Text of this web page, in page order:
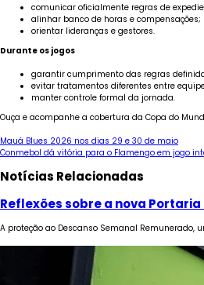
comunicar oficialmente regras de
alinhar banco de horas e compensações;
orientar lideranças e gestores.
Durante os jogos
garantir cumprimento das regras
evitar tratamentos diferentes entre
manter controle formal da jornada.
Ouça e acompanhe a cobertura da Copa do
Navegação
de
Post
Mauá Blues 2026 nos dias 29 e 30 de maio
Conmebol dá vitória para o Flamengo em jogo
Notícias Relacionadas
Reflexões sobre a nova Portaria
A proteção ao Descanso Semanal Remunerado,